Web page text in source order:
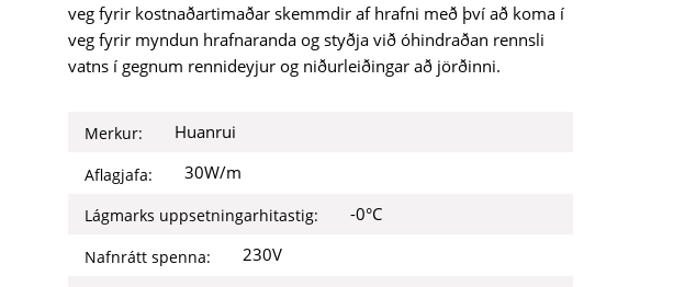
veg fyrir kostnaðartimaðar skemmdir af hrafni með því að koma í
veg fyrir myndun hrafnaranda og styðja við óhindraðan rennsli
vatns í gegnum rennideyjur og niðurleiðingar að jörðinni.
Merkur: Huanrui
Aflagjafa: 30W/m
Lágmarks uppsetningarhitastig: -0°C
Nafnrátt spenna: 230V